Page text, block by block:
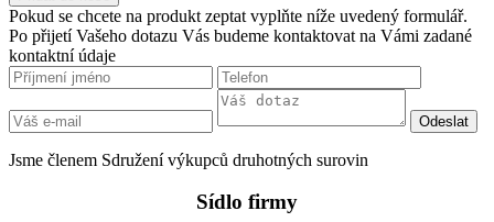
Pokud se chcete na produkt zeptat vyplňte níže uvedený formulář.
Po přijetí Vašeho dotazu Vás budeme kontaktovat na Vámi zadané
kontaktní údaje
Jsme členem Sdružení výkupců druhotných surovin
Sídlo firmy